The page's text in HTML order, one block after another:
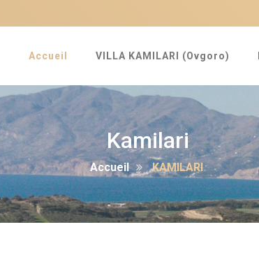
Accueil VILLA KAMILARI (Ovgoro)
Kamilari
Accueil KAMILARI